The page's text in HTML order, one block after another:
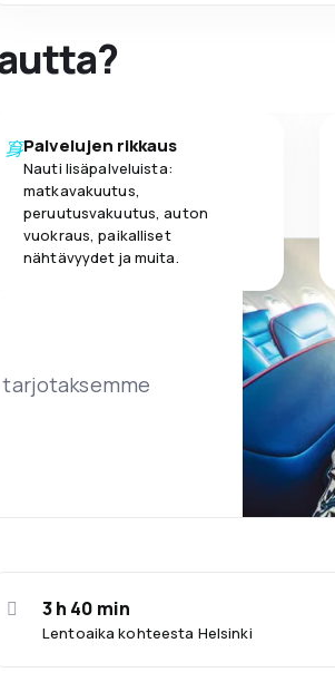
Palvelujen rikkaus
Nauti lisäpalveluista:
matkavakuutus,
peruutusvakuutus, auton
vuokraus, paikalliset
nähtävyydet ja muita.
tarjotaksemme
Lentoaika kohteesta Helsinki
3 h 40 min